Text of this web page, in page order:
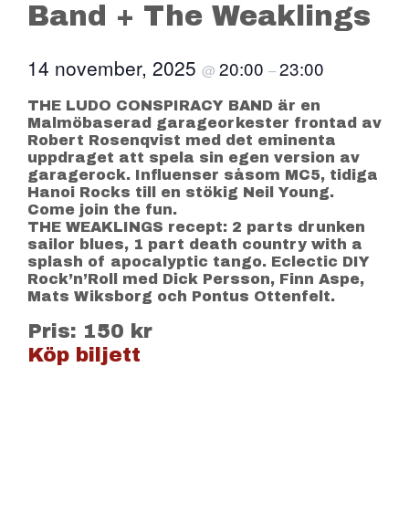
Band + The Weaklings
14 november, 2025 @ 20:00 –23:00
THE LUDO CONSPIRACY BAND är en
Malmöbaserad garageorkester frontad av
Robert Rosenqvist med det eminenta
uppdraget att spela sin egen version av
garagerock. Influenser såsom MC5, tidiga
Hanoi Rocks till en stökig Neil Young.
Come join the fun.
THE WEAKLINGS recept: 2 parts drunken
sailor blues, 1 part death country with a
splash of apocalyptic tango. Eclectic DIY
Rock’n’Roll med Dick Persson, Finn Aspe,
Mats Wiksborg och Pontus Ottenfelt.
Pris: 150 kr
Köp biljett